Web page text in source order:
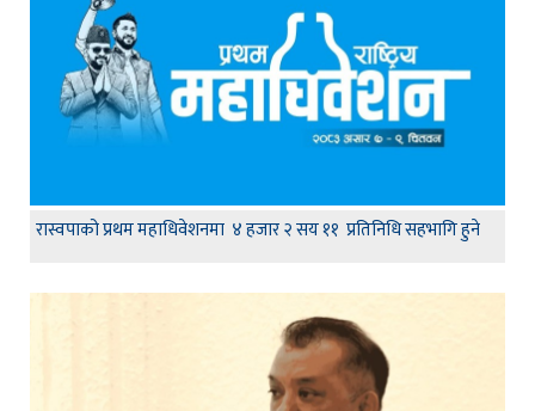
रास्वपाको प्रथम महाधिवेशनमा ४ हजार २ सय ११ प्रतिनिधि सहभागि हुने